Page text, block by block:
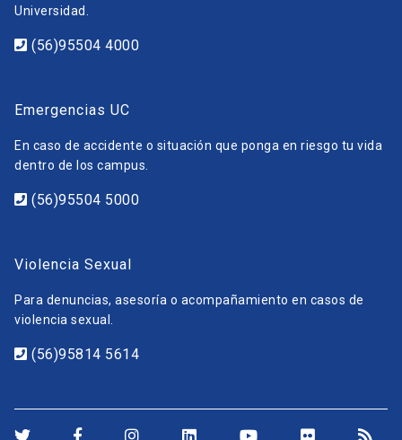
Universidad.
(56)95504 4000
Emergencias UC
En caso de accidente o situación que ponga en riesgo tu vida
dentro de los campus.
(56)95504 5000
Violencia Sexual
Para denuncias, asesoría o acompañamiento en casos de
violencia sexual.
(56)95814 5614